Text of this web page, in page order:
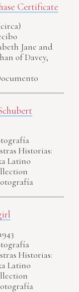
Certificate
Jane and
of Davey,
Historias:
Latino
Historias:
Latino